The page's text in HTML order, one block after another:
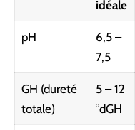
idéale
pH
6,5 –
7,5
GH (dureté
totale)
5 – 12
°dGH